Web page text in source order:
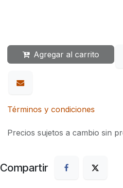
Agregar al carrito
Términos y condiciones
Precios sujetos a cambio sin
Compartir